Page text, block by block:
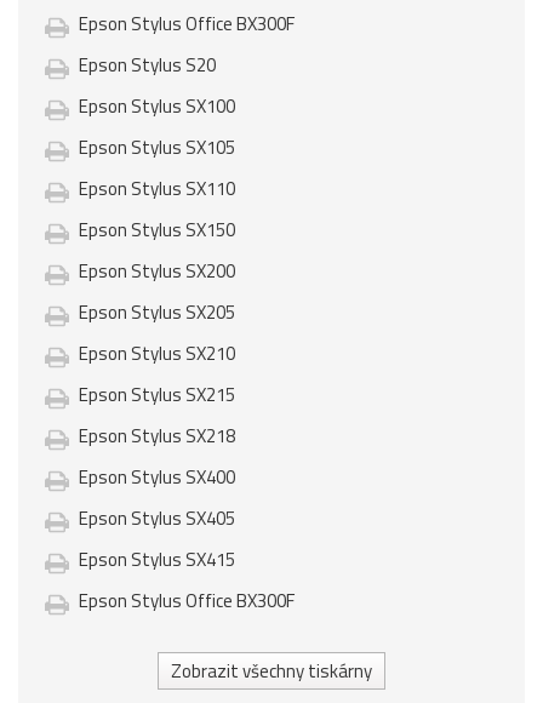
Epson Stylus Office BX300F
Epson Stylus S20
Epson Stylus SX100
Epson Stylus SX105
Epson Stylus SX110
Epson Stylus SX150
Epson Stylus SX200
Epson Stylus SX205
Epson Stylus SX210
Epson Stylus SX215
Epson Stylus SX218
Epson Stylus SX400
Epson Stylus SX405
Epson Stylus SX415
Epson Stylus Office BX300F
Zobrazit všechny tiskárny